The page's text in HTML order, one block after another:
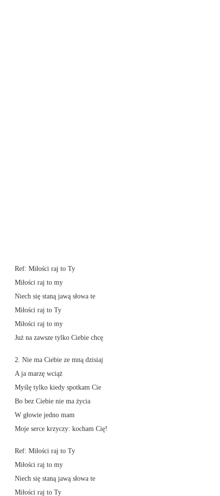
Ref: Miłości raj to Ty
Miłości raj to my
Niech się staną jawą słowa te
Miłości raj to Ty
Miłości raj to my
Już na zawsze tylko Ciebie chcę
2. Nie ma Ciebie ze mną dzisiaj
A ja marzę wciąż
Myślę tylko kiedy spotkam Cie
Bo bez Ciebie nie ma życia
W głowie jedno mam
Moje serce krzyczy: kocham Cię!
Ref: Miłości raj to Ty
Miłości raj to my
Niech się staną jawą słowa te
Miłości raj to Ty